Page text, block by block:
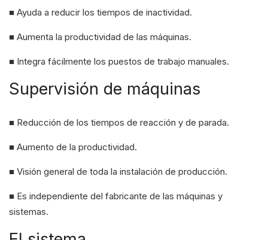
■ Ayuda a reducir los tiempos de inactividad.
■ Aumenta la productividad de las máquinas.
■ Integra fácilmente los puestos de trabajo manuales.
Supervisión de máquinas
■ Reducción de los tiempos de reacción y de parada.
■ Aumento de la productividad.
■ Visión general de toda la instalación de producción.
■ Es independiente del fabricante de las máquinas y
sistemas.